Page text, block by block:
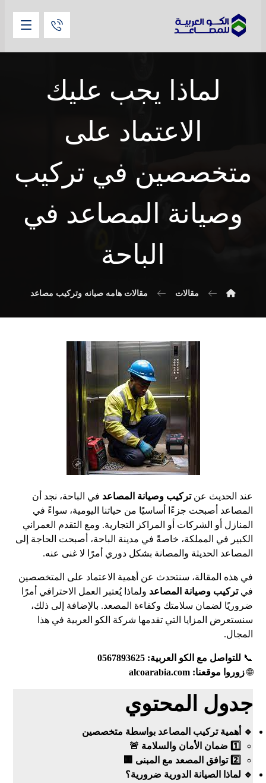
لماذا يجب عليك
الاعتماد على
متخصصين في تركيب
وصيانة المصاعد في
الباحة
مقالات مقالات هامه صيانه وتركيب مصاعد
عند الحديث عنتركيب وصيانة المصاعد في الباحة، نجد أن
المصاعد أصبحت جزءًا أساسيًا من حياتنا اليومية، سواءً في
المنازل أو الشركات أو المراكز التجارية. ومع التقدم العمراني
الكبير في المملكة، خاصةً في مدينة الباحة، أصبحت الحاجة إلى
المصاعد الحديثة والمصانة بشكل دوري أمرًا لا غنى عنه.
في هذه المقالة، سنتحدث عن أهمية الاعتماد على المتخصصين
فيتركيب وصيانة المصاعد ولماذا يُعتبر العمل الاحترافي أمرًا
ضروريًا لضمان سلامتك وكفاءة المصعد. بالإضافة إلى ذلك،
سنستعرض المزايا التي تقدمها شركة الكو العربية في هذا
المجال.
📞 للتواصل مع الكو العربية: 0567893625
🌐زوروا موقعنا:alcoarabia.com
جدول المحتوي
🔹 أهمية تركيب المصاعد بواسطة متخصصين
1️⃣ ضمان الأمان والسلامة 🚨
2️⃣ توافق المصعد مع المبنى 🏢
🔹 لماذا الصيانة الدورية ضرورية؟